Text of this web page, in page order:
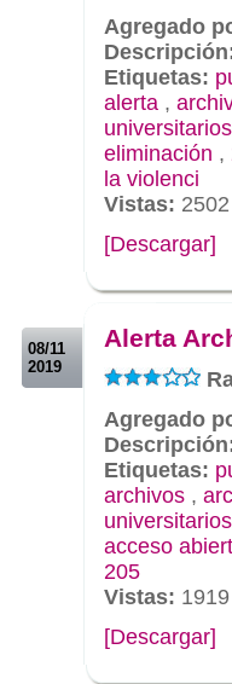
Agregado
Etiquetas:
alerta ,
universitarios
eliminación ,
la violenci
Vistas: 2502
[Descargar]
08/11
2019
Alerta
Agregado
Etiquetas:
archivos ,
universitarios
acceso
205
Vistas: 1919
[Descargar]